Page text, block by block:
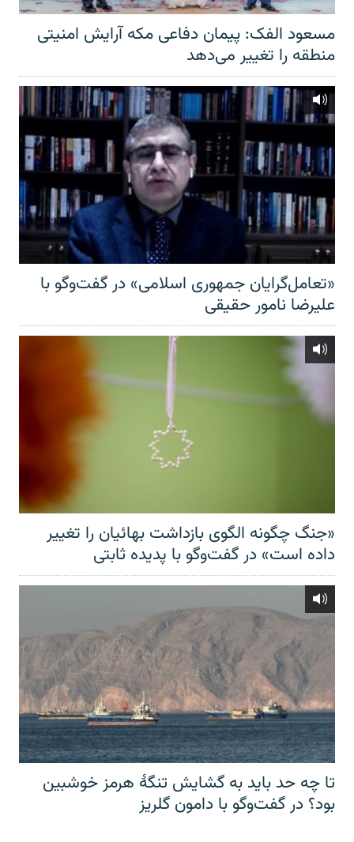
مسعود الفک: پیمان دفاعی مکه آرایش امنیتی
منطقه را تغییر می‌دهد
«تعامل‌گرایان جمهوری اسلامی» در گفت‌وگو با
علیرضا نامور حقیقی
«جنگ چگونه الگوی بازداشت بهائیان را تغییر
داده است» در گفت‌وگو با پدیده ثابتی
تا چه حد باید به گشایش تنگهٔ هرمز خوشبین
بود؟ در گفت‌وگو با دامون گلریز